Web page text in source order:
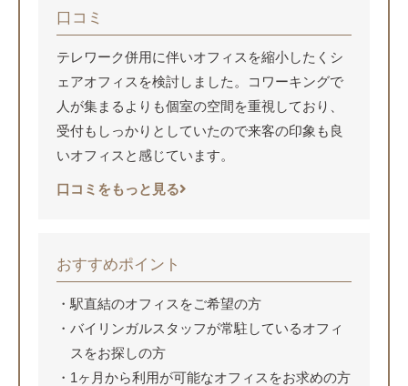
口コミ
テレワーク併用に伴いオフィスを縮小したくシ
ェアオフィスを検討しました。コワーキングで
人が集まるよりも個室の空間を重視しており、
受付もしっかりとしていたので来客の印象も良
いオフィスと感じています。
口コミをもっと見る
おすすめポイント
駅直結のオフィスをご希望の方
バイリンガルスタッフが常駐しているオフィ
スをお探しの方
1ヶ月から利用が可能なオフィスをお求めの方